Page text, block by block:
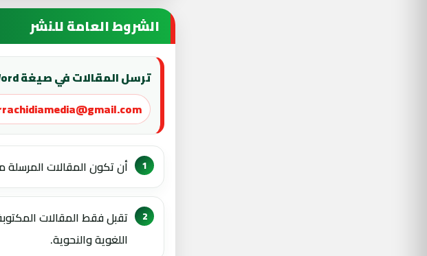
الشروط العامة للنشر
ترسل المقالات في صيغة Word إلى العنوان البريدي:
أن تكون المقالات
تقبل فقط المقالات
اللغوية والنحوية.